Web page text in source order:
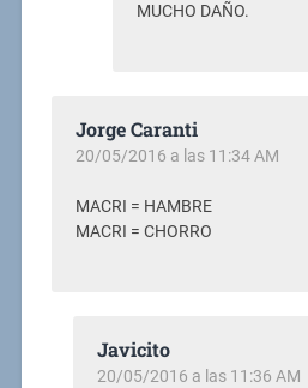
MUCHO DAÑO.
Jorge Caranti
20/05/2016 a las 11:34 AM
MACRI = HAMBRE
MACRI = CHORRO
Javicito
20/05/2016 a las 11:36 AM